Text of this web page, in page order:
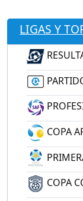
LIGAS Y
COPA
COPA